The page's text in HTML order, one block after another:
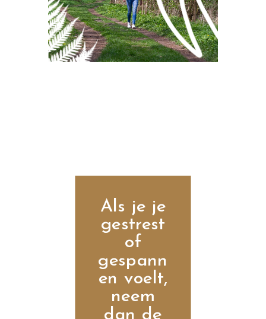
Als je je
gestrest
of
gespann
en voelt,
neem
dan de